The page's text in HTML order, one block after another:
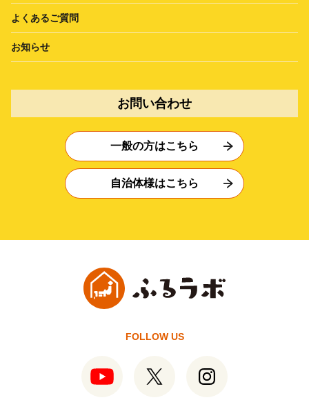
よくあるご質問
お知らせ
お問い合わせ
一般の方はこちら
自治体様はこちら
FOLLOW US